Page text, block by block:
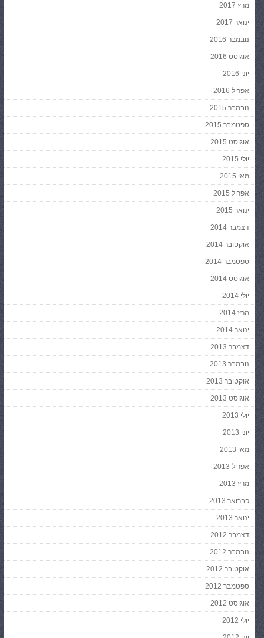
מרץ 2017
ינואר 2017
נובמבר 2016
אוגוסט 2016
יוני 2016
אפריל 2016
נובמבר 2015
ספטמבר 2015
אוגוסט 2015
יולי 2015
מאי 2015
אפריל 2015
ינואר 2015
דצמבר 2014
אוקטובר 2014
ספטמבר 2014
אוגוסט 2014
יולי 2014
מרץ 2014
ינואר 2014
דצמבר 2013
נובמבר 2013
אוקטובר 2013
אוגוסט 2013
יולי 2013
יוני 2013
מאי 2013
אפריל 2013
מרץ 2013
פברואר 2013
ינואר 2013
דצמבר 2012
נובמבר 2012
אוקטובר 2012
ספטמבר 2012
אוגוסט 2012
יולי 2012